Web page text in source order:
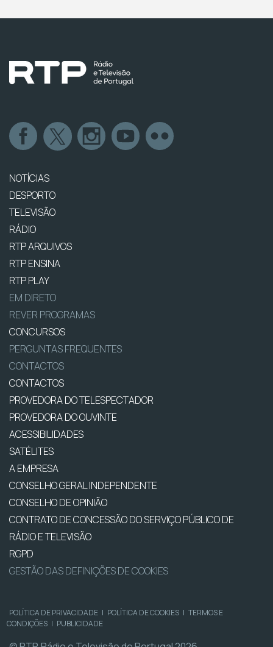
NOTÍCIAS
DESPORTO
TELEVISÃO
RÁDIO
RTP ARQUIVOS
RTP ENSINA
RTP PLAY
EM DIRETO
REVER PROGRAMAS
CONCURSOS
PERGUNTAS FREQUENTES
CONTACTOS
CONTACTOS
PROVEDORA DO TELESPECTADOR
PROVEDORA DO OUVINTE
ACESSIBILIDADES
SATÉLITES
A EMPRESA
CONSELHO GERAL INDEPENDENTE
CONSELHO DE OPINIÃO
CONTRATO DE CONCESSÃO DO SERVIÇO PÚBLICO DE
RÁDIO E TELEVISÃO
RGPD
GESTÃO DAS DEFINIÇÕES DE COOKIES
POLÍTICA DE PRIVACIDADE | POLÍTICA DE COOKIES | TERMOS E
CONDIÇÕES | PUBLICIDADE